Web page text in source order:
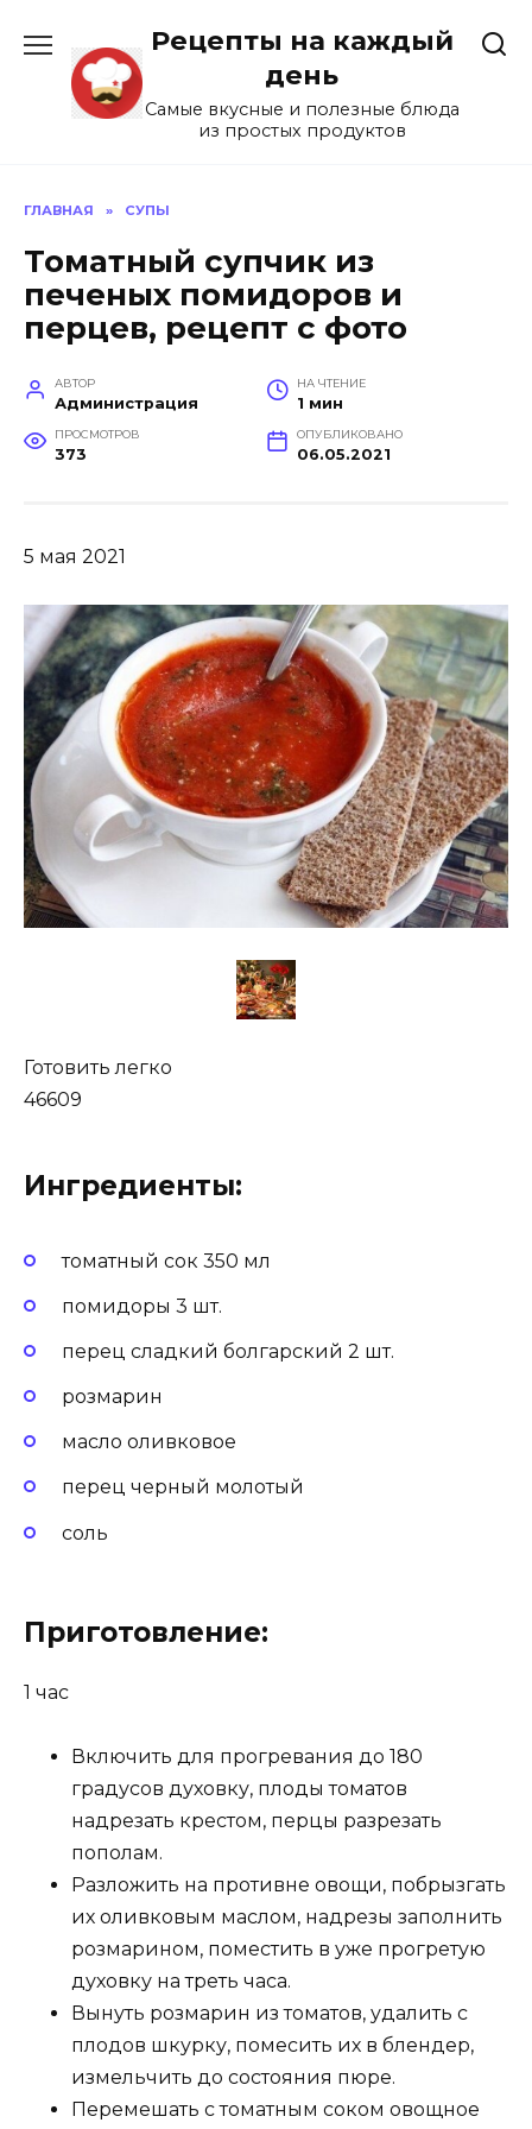
содержанию
Рецепты на каждый
день
Самые вкусные и полезные блюда
из простых продуктов
ГЛАВНАЯ » СУПЫ
Томатный супчик из
печеных помидоров и
перцев, рецепт с фото
АВТОР
Администрация
НА ЧТЕНИЕ
1 мин
ПРОСМОТРОВ
373
ОПУБЛИКОВАНО
06.05.2021
5 мая 2021
Готовить легко
46609
Ингредиенты:
томатный сок 350 мл
помидоры 3 шт.
перец сладкий болгарский 2 шт.
розмарин
масло оливковое
перец черный молотый
соль
Приготовление:
1 час
Включить для прогревания до 180
градусов духовку, плоды томатов
надрезать крестом, перцы разрезать
пополам.
Разложить на противне овощи, побрызгать
их оливковым маслом, надрезы заполнить
розмарином, поместить в уже прогретую
духовку на треть часа.
Вынуть розмарин из томатов, удалить с
плодов шкурку, помесить их в блендер,
измельчить до состояния пюре.
Перемешать с томатным соком овощное